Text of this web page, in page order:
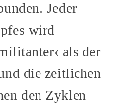
Jeder
wird
als der
die zeitlichen
den Zyklen